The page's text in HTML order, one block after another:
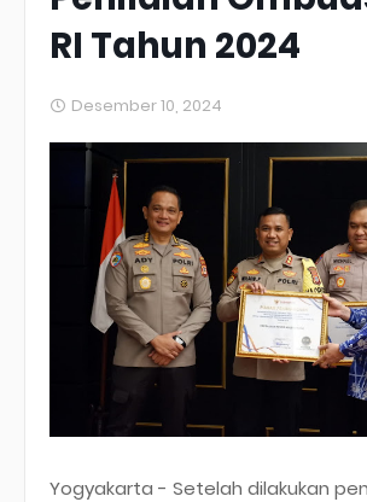
RI Tahun 2024
Desember 10, 2024
Yogyakarta - Setelah dilakukan